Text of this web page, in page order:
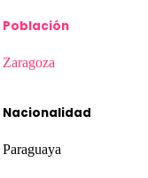
Población
Zaragoza
Nacionalidad
Paraguaya